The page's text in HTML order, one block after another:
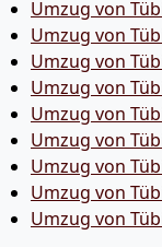
Umzug von
Umzug von
Umzug von
Umzug von
Umzug von
Umzug von
Umzug von
Umzug von
Umzug von